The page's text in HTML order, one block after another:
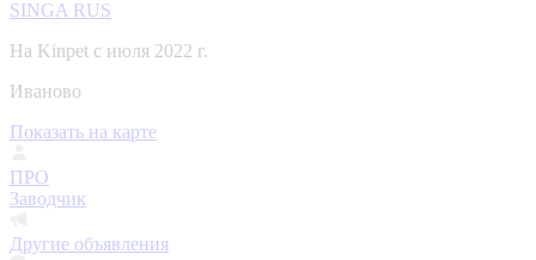
SINGA RUS
На Kinpet c июля 2022 г.
Иваново
Показать на карте
ПРО
Заводчик
Другие объявления